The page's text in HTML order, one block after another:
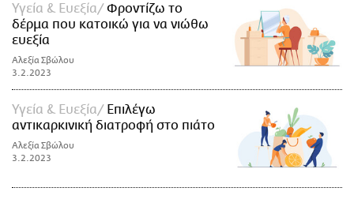
Υγεία & Ευεξία
Φροντίζω το
δέρμα που κατοικώ για να νιώθω
ευεξία
Αλεξία Σβώλου
3.2.2023
Υγεία & Ευεξία
Επιλέγω
αντικαρκινική διατροφή στο πιάτο
Αλεξία Σβώλου
3.2.2023